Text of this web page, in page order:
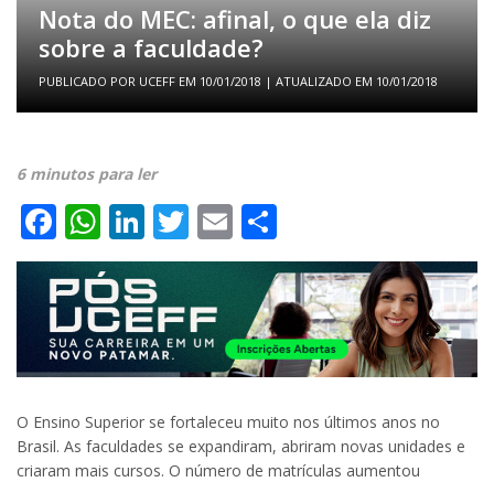
Nota do MEC: afinal, o que ela diz
sobre a faculdade?
PUBLICADO POR UCEFF EM 10/01/2018 | ATUALIZADO EM 10/01/2018
6 minutos para ler
Facebook
WhatsApp
LinkedIn
Twitter
Email
O Ensino Superior se fortaleceu muito nos últimos anos no
Brasil. As faculdades se expandiram, abriram novas unidades e
criaram mais cursos. O número de matrículas aumentou